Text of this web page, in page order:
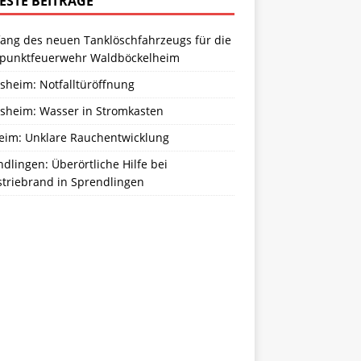
des neuen Tanklöschfahrzeugs für die
Waldböckelheim
Notfalltüröffnung
Wasser in Stromkasten
Unklare Rauchentwicklung
Überörtliche Hilfe bei
in Sprendlingen